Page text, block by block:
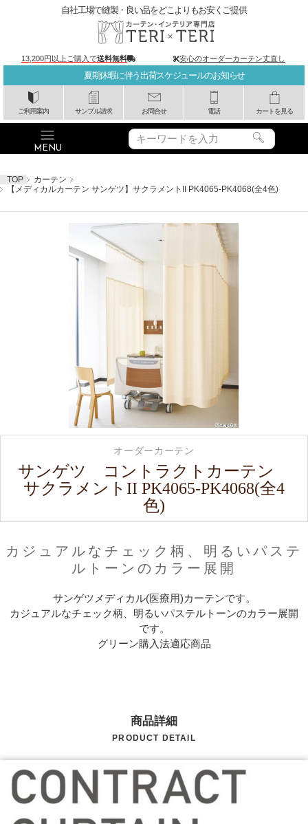
夏期休暇に伴う出荷スケジュールのお知らせ
ご利用案内 サンプル請求 お問合せ 電話 カートを見る
自社工場で縫製・良い品をどこよりもお安くご提供
13,200円以上ご購入で送料無料 安心のオーダーカーテン丈直し
TOP
カーテン
【メディカルカーテン サンゲツ】サクラメントII PK4065-PK4068(全4色)
カジュアルなチェック柄、明るいパステ
ルトーンのカラー展開
オーダーカーテン
サンゲツ コントラクトカーテン
サクラメントII PK4065-PK4068(全4
色)
サンゲツメディカル(医療用)カーテンです。
カジュアルなチェック柄、明るいパステルトーンのカラー展開
です。
グリーン購入法適応商品
商品詳細
PRODUCT DETAIL